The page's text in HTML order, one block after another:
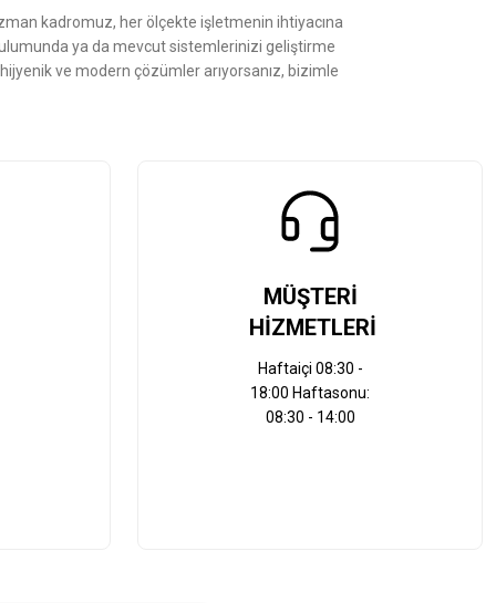
kadromuz, her ölçekte işletmenin ihtiyacına
ya da mevcut sistemlerinizi geliştirme
ve modern çözümler arıyorsanız, bizimle
MÜŞTERİ
HİZMETLERİ
Haftaiçi 08:30 -
18:00 Haftasonu:
08:30 - 14:00